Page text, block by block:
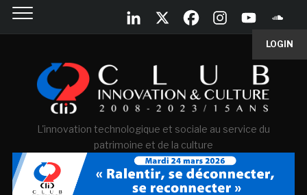
LOGIN
L'innovation technologique et sociale au service du
patrimoine et de la culture